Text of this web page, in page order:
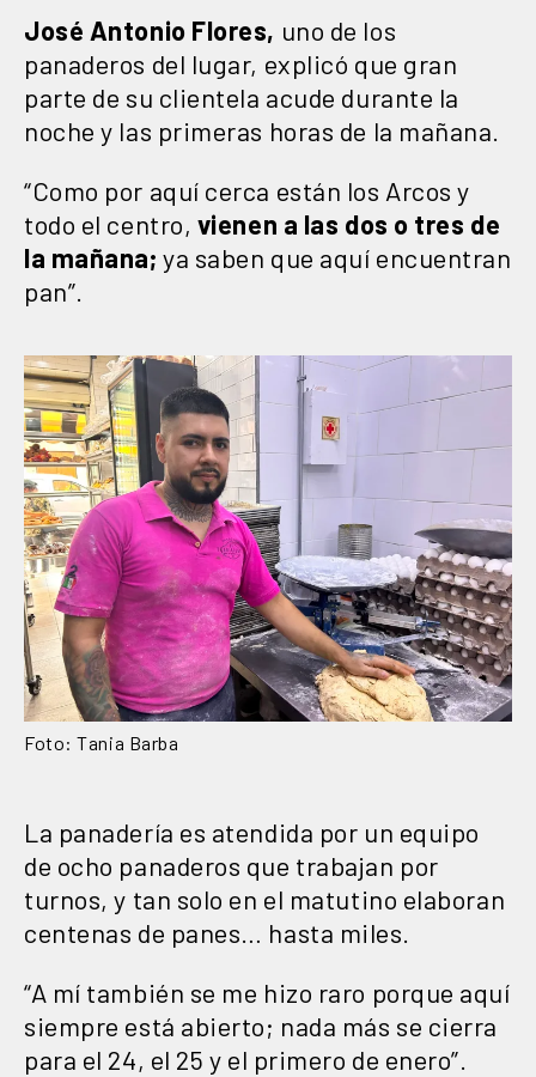
José Antonio Flores, uno de los
panaderos del lugar, explicó que gran
parte de su clientela acude durante la
noche y las primeras horas de la mañana.
“Como por aquí cerca están los Arcos y
todo el centro, vienen a las dos o tres de
la mañana; ya saben que aquí encuentran
pan”.
Foto: Tania Barba
La panadería es atendida por un equipo
de ocho panaderos que trabajan por
turnos, y tan solo en el matutino elaboran
centenas de panes… hasta miles.
“A mí también se me hizo raro porque aquí
siempre está abierto; nada más se cierra
para el 24, el 25 y el primero de enero”.